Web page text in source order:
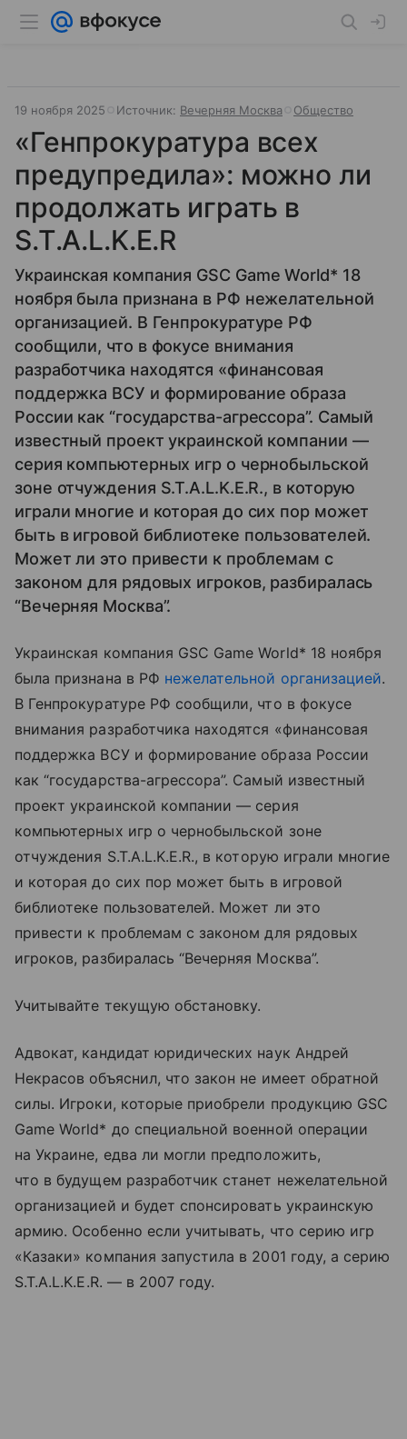
19 ноября 2025 Источник: Вечерняя Москва Общество
«Генпрокуратура всех
предупредила»: можно ли
продолжать играть в
S.T.A.L.K.E.R
Украинская компания GSC Game World* 18
ноября была признана в РФ нежелательной
организацией. В Генпрокуратуре РФ
сообщили, что в фокусе внимания
разработчика находятся «финансовая
поддержка ВСУ и формирование образа
России как “государства-агрессора”. Самый
известный проект украинской компании —
серия компьютерных игр о чернобыльской
зоне отчуждения S.T.A.L.K.E.R., в которую
играли многие и которая до сих пор может
быть в игровой библиотеке пользователей.
Может ли это привести к проблемам с
законом для рядовых игроков, разбиралась
“Вечерняя Москва”.
Украинская компания GSC Game World* 18 ноября
была признана в РФ нежелательной организацией.
В Генпрокуратуре РФ сообщили, что в фокусе
внимания разработчика находятся «финансовая
поддержка ВСУ и формирование образа России
как “государства-агрессора”. Самый известный
проект украинской компании — серия
компьютерных игр о чернобыльской зоне
отчуждения S.T.A.L.K.E.R., в которую играли многие
и которая до сих пор может быть в игровой
библиотеке пользователей. Может ли это
привести к проблемам с законом для рядовых
игроков, разбиралась “Вечерняя Москва”.
Учитывайте текущую обстановку.
Адвокат, кандидат юридических наук Андрей
Некрасов объяснил, что закон не имеет обратной
силы. Игроки, которые приобрели продукцию GSC
Game World* до специальной военной операции
на Украине, едва ли могли предположить,
что в будущем разработчик станет нежелательной
организацией и будет спонсировать украинскую
армию. Особенно если учитывать, что серию игр
«Казаки» компания запустила в 2001 году, а серию
S.T.A.L.K.E.R. — в 2007 году.